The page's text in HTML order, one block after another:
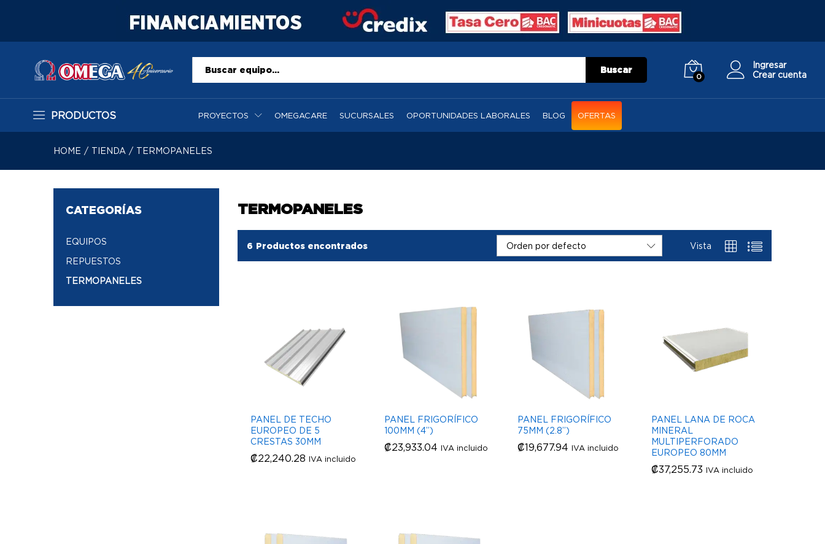
Todo Buscar
0
Ingresar
Crear cuenta
PRODUCTOS PROYECTOS OMEGACARE SUCURSALES OPORTUNIDADES LABORALES BLOG OFERTAS
HOME / TIENDA / TERMOPANELES
TERMOPANELES
6 Productos encontrados Vista
Orden por defecto
PANEL DE TECHO
EUROPEO DE 5
CRESTAS 30MM
₡22,240.28 IVA incluido
₡22,240.28
PANEL FRIGORÍFICO
100MM (4”)
₡23,933.04 IVA incluido
₡23,933.04
PANEL FRIGORÍFICO
75MM (2.8”)
₡19,677.94 IVA incluido
₡19,677.94
PANEL LANA DE ROCA
MINERAL
MULTIPERFORADO
EUROPEO 80MM
₡37,255.73 IVA incluido
₡37,255.73
CATEGORÍAS
EQUIPOS
REPUESTOS
TERMOPANELES